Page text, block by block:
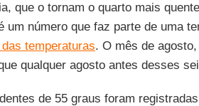
que o tornam o quarto mais
número que faz parte de uma
temperaturas. O mês de
qualquer agosto antes desses
de 55 graus foram